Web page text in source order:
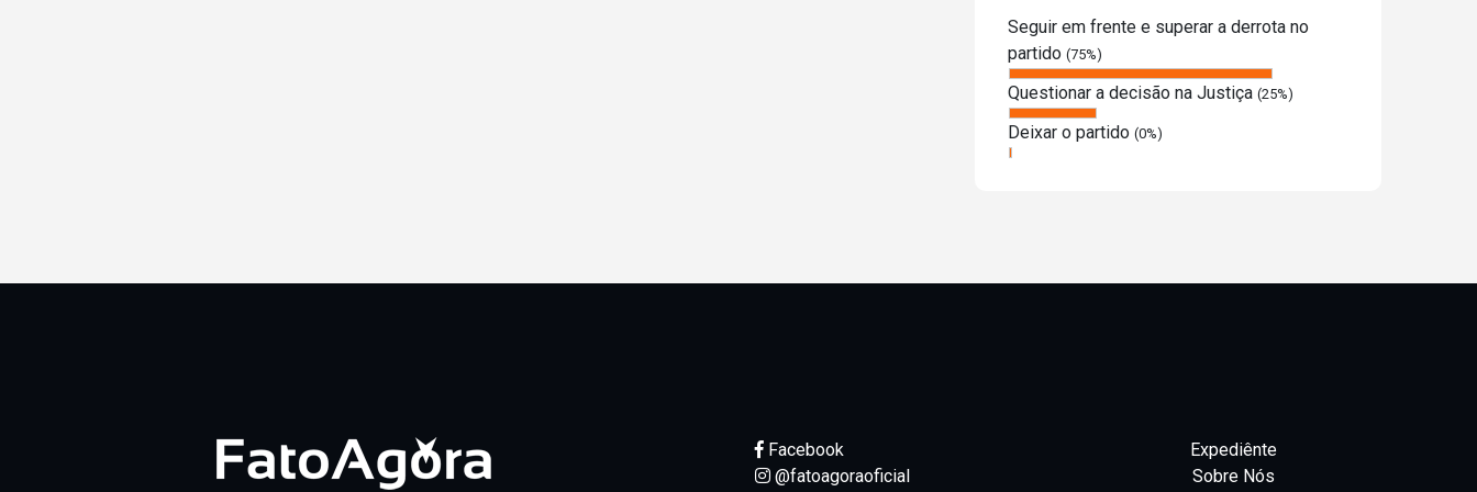
Seguir em frente e superar a derrota no
partido (75%)
Questionar a decisão na Justiça (25%)
Deixar o partido (0%)
Facebook
@fatoagoraoficial
Expediênte
Sobre Nós